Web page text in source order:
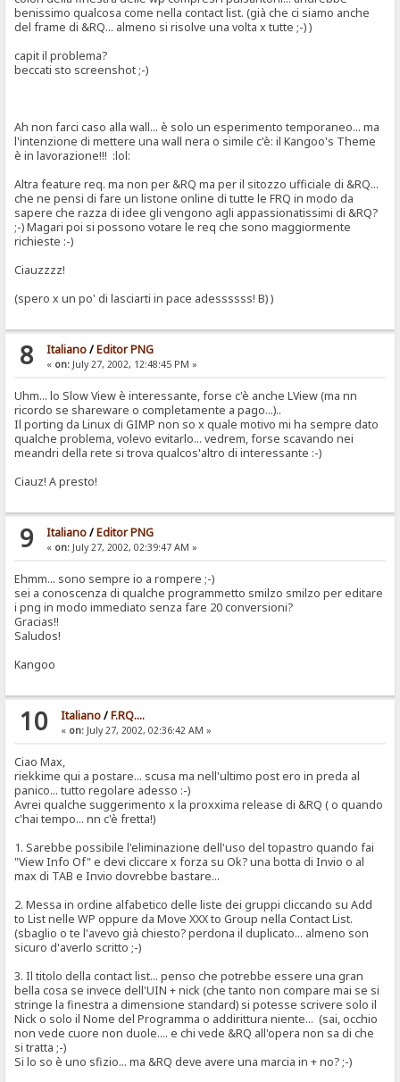
benissimo qualcosa come nella contact list. (già che ci siamo anche
del frame di &RQ... almeno si risolve una volta x tutte ;-) )
capit il problema?
beccati sto screenshot ;-)
Ah non farci caso alla wall... è solo un esperimento temporaneo... ma
l'intenzione di mettere una wall nera o simile c'è: il Kangoo's Theme
è in lavorazione!!! :lol:
Altra feature req. ma non per &RQ ma per il sitozzo ufficiale di &RQ...
che ne pensi di fare un listone online di tutte le FRQ in modo da
sapere che razza di idee gli vengono agli appassionatissimi di &RQ?
;-) Magari poi si possono votare le req che sono maggiormente
richieste :-)
Ciauzzzz!
(spero x un po' di lasciarti in pace adessssss! B) )
8 Italiano/Editor PNG
« on:July 27, 2002, 12:48:45 PM »
Uhm... lo Slow View è interessante, forse c'è anche LView (ma nn
ricordo se shareware o completamente a pago...)..
Il porting da Linux di GIMP non so x quale motivo mi ha sempre dato
qualche problema, volevo evitarlo... vedrem, forse scavando nei
meandri della rete si trova qualcos'altro di interessante :-)
Ciauz! A presto!
9 Italiano/Editor PNG
« on:July 27, 2002, 02:39:47 AM »
Ehmm... sono sempre io a rompere ;-)
sei a conoscenza di qualche programmetto smilzo smilzo per editare
i png in modo immediato senza fare 20 conversioni?
Gracias!!
Saludos!
Kangoo
10 Italiano/F.RQ....
« on:July 27, 2002, 02:36:42 AM »
Ciao Max,
riekkime qui a postare... scusa ma nell'ultimo post ero in preda al
panico... tutto regolare adesso :-)
Avrei qualche suggerimento x la proxxima release di &RQ ( o quando
c'hai tempo... nn c'è fretta!)
1. Sarebbe possibile l'eliminazione dell'uso del topastro quando fai
"View Info Of" e devi cliccare x forza su Ok? una botta di Invio o al
max di TAB e Invio dovrebbe bastare...
2. Messa in ordine alfabetico delle liste dei gruppi cliccando su Add
to List nelle WP oppure da Move XXX to Group nella Contact List.
(sbaglio o te l'avevo già chiesto? perdona il duplicato... almeno son
sicuro d'averlo scritto ;-)
3. Il titolo della contact list... penso che potrebbe essere una gran
bella cosa se invece dell'UIN + nick (che tanto non compare mai se si
stringe la finestra a dimensione standard) si potesse scrivere solo il
Nick o solo il Nome del Programma o addirittura niente... (sai, occhio
non vede cuore non duole.... e chi vede &RQ all'opera non sa di che
si tratta ;-)
Si lo so è uno sfizio... ma &RQ deve avere una marcia in + no? ;-)